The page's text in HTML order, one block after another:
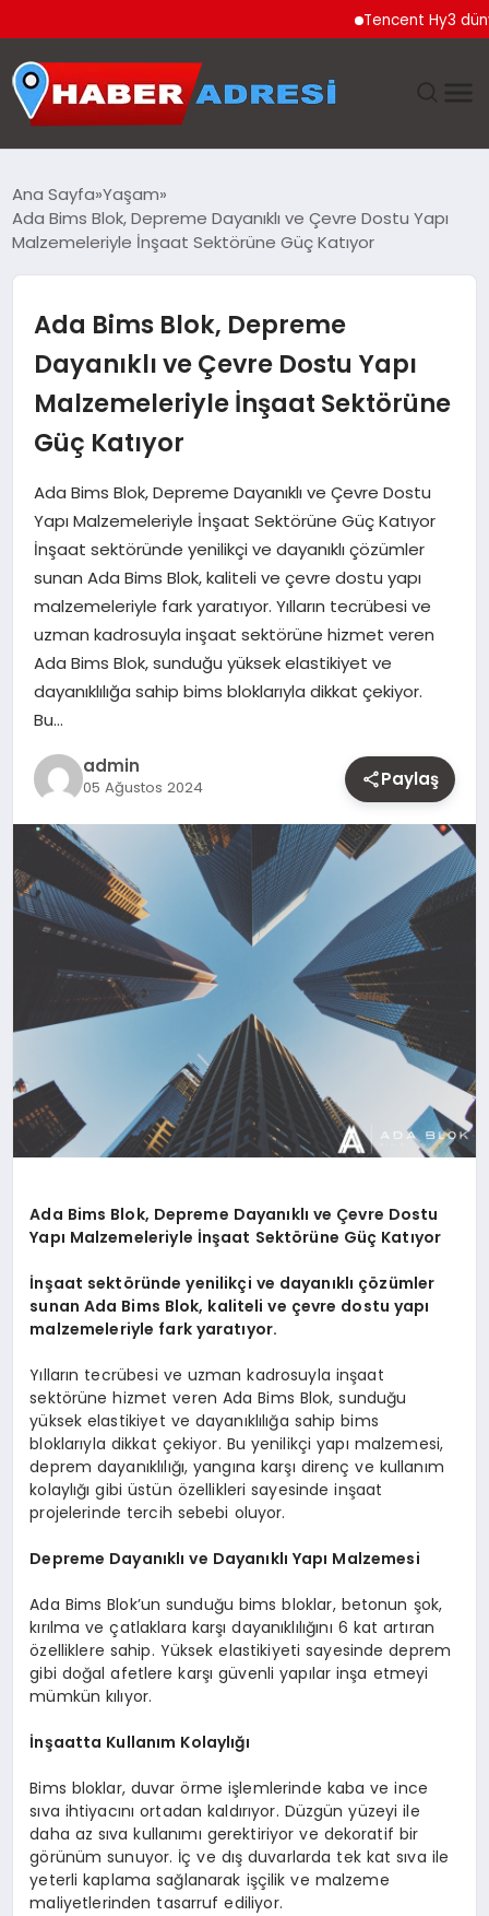
Tencent Hy3 dünya
GÜNDEM
TEKNOLOJI
EĞITIM
MAGAZIN
YAŞAM
OTOMOBIL
Ana Sayfa Yaşam
Ada Bims Blok, Depreme Dayanıklı ve Çevre Dostu Yapı
Malzemeleriyle İnşaat Sektörüne Güç Katıyor
Ada Bims Blok, Depreme
Dayanıklı ve Çevre Dostu Yapı
Malzemeleriyle İnşaat Sektörüne
Güç Katıyor
Ada Bims Blok, Depreme Dayanıklı ve Çevre Dostu
Yapı Malzemeleriyle İnşaat Sektörüne Güç Katıyor
İnşaat sektöründe yenilikçi ve dayanıklı çözümler
sunan Ada Bims Blok, kaliteli ve çevre dostu yapı
malzemeleriyle fark yaratıyor. Yılların tecrübesi ve
uzman kadrosuyla inşaat sektörüne hizmet veren
Ada Bims Blok, sunduğu yüksek elastikiyet ve
dayanıklılığa sahip bims bloklarıyla dikkat çekiyor.
Bu…
admin
05 Ağustos 2024 Paylaş
Ada Bims Blok, Depreme Dayanıklı ve Çevre Dostu
Yapı Malzemeleriyle İnşaat Sektörüne Güç Katıyor
İnşaat sektöründe yenilikçi ve dayanıklı çözümler
sunan Ada Bims Blok, kaliteli ve çevre dostu yapı
malzemeleriyle fark yaratıyor.
Yılların tecrübesi ve uzman kadrosuyla inşaat
sektörüne hizmet veren Ada Bims Blok, sunduğu
yüksek elastikiyet ve dayanıklılığa sahip bims
bloklarıyla dikkat çekiyor. Bu yenilikçi yapı malzemesi,
deprem dayanıklılığı, yangına karşı direnç ve kullanım
kolaylığı gibi üstün özellikleri sayesinde inşaat
projelerinde tercih sebebi oluyor.
Depreme Dayanıklı ve Dayanıklı Yapı Malzemesi
Ada Bims Blok’un sunduğu bims bloklar, betonun şok,
kırılma ve çatlaklara karşı dayanıklılığını 6 kat artıran
özelliklere sahip. Yüksek elastikiyeti sayesinde deprem
gibi doğal afetlere karşı güvenli yapılar inşa etmeyi
mümkün kılıyor.
İnşaatta Kullanım Kolaylığı
Bims bloklar, duvar örme işlemlerinde kaba ve ince
sıva ihtiyacını ortadan kaldırıyor. Düzgün yüzeyi ile
daha az sıva kullanımı gerektiriyor ve dekoratif bir
görünüm sunuyor. İç ve dış duvarlarda tek kat sıva ile
yeterli kaplama sağlanarak işçilik ve malzeme
maliyetlerinden tasarruf ediliyor.